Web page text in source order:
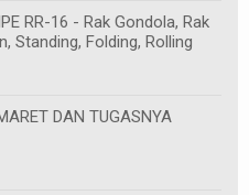
RR-16 - Rak Gondola, Rak
Standing, Folding, Rolling
DAN TUGASNYA